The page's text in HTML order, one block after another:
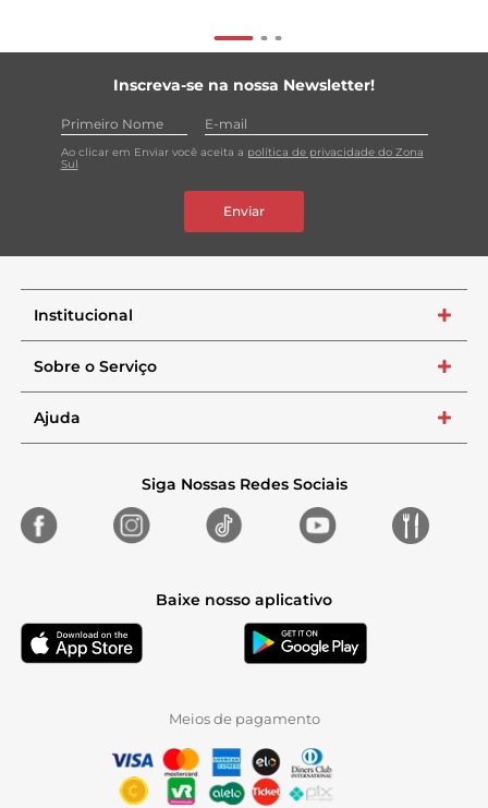
Inscreva-se na nossa Newsletter!
Ao clicar em Enviar você aceita a política de privacidade do Zona
Sul
Enviar
Institucional +
Sobre o Serviço +
Ajuda +
Siga Nossas Redes Sociais
Baixe nosso aplicativo
Meios de pagamento